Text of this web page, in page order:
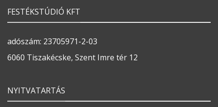
FESTÉKSTÚDIÓ KFT
adószám: 23705971-2-03
6060 Tiszakécske, Szent Imre tér 12
NYITVATARTÁS